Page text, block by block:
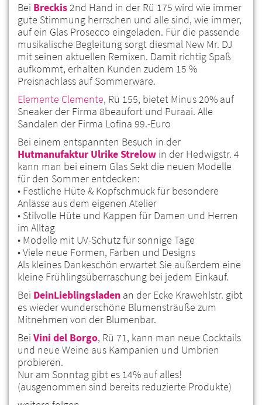
Bei Breckis2nd Hand in der Rü 175 wird wie immer
gute Stimmung herrschen und alle sind, wie immer,
auf ein Glas Prosecco eingeladen. Für die passende
musikalische Begleitung sorgt diesmal New Mr. DJ
mit seinen aktuellen Remixen. Damit richtig Spaß
aufkommt, erhalten Kunden zudem 15 %
Preisnachlass auf Sommerware.
Elemente Clemente, Rü 155, bietet Minus 20% auf
Sneaker der Firma 8beaufort und Puraai. Alle
Sandalen der Firma Lofina 99.-Euro
Bei einem entspannten Besuch in der
Hutmanufaktur Ulrike Strelow in der Hedwigstr. 4
kann man bei einem Glas Sekt die neuen Modelle
für den Sommer entdecken:
• Festliche Hüte & Kopfschmuck für besondere
Anlässe aus dem eigenen Atelier
• Stilvolle Hüte und Kappen für Damen und Herren
im Alltag
• Modelle mit UV-Schutz für sonnige Tage
• Viele neue Formen, Farben und Designs
Als kleines Dankeschön erwartet Sie außerdem eine
kleine Frühlingsüberraschung bei jedem Einkauf.
Bei DeinLieblingsladen an der Ecke Krawehlstr. gibt
es wieder wunderschöne Blumensträuße zum
Mitnehmen von der Blumenbar.
Bei Vini del Borgo, Rü 71, kann man neue Cocktails
und neue Weine aus Kampanien und Umbrien
probieren.
Nur am Sonntag gibt es 14% auf alles!
(ausgenommen sind bereits reduzierte Produkte)